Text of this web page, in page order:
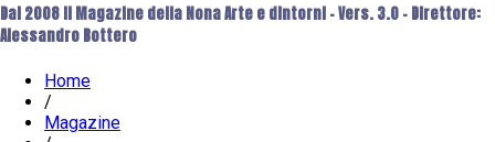
Dal 2008 il Magazine della Nona Arte e dintorni - Vers. 3.0 - Direttore:
Alessandro Bottero
Home
/
Magazine